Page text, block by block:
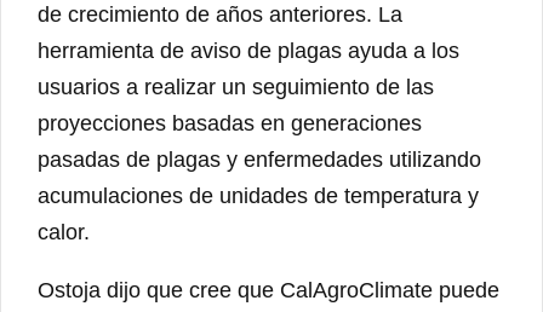
de crecimiento de años anteriores. La
herramienta de aviso de plagas ayuda a los
usuarios a realizar un seguimiento de las
proyecciones basadas en generaciones
pasadas de plagas y enfermedades utilizando
acumulaciones de unidades de temperatura y
calor.
Ostoja dijo que cree que CalAgroClimate puede